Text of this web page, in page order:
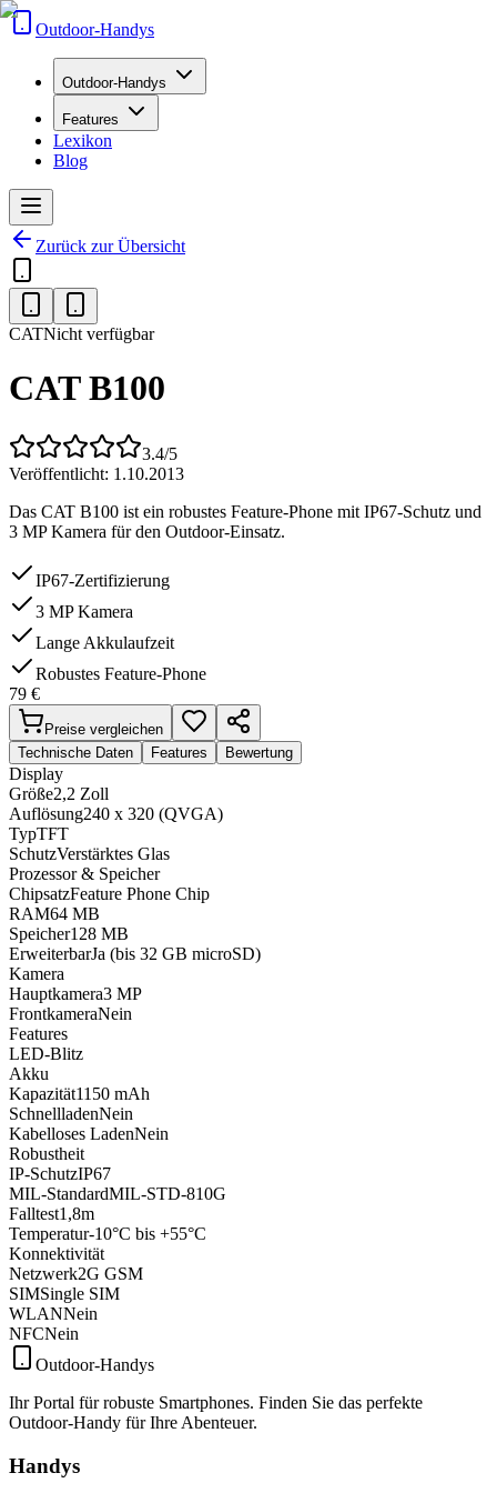
Outdoor-Handys
Outdoor-Handys
Features
Lexikon
Blog
Zurück zur Übersicht
CATNicht verfügbar
CAT B100
3.4/5
Veröffentlicht: 1.10.2013
Das CAT B100 ist ein robustes Feature-Phone mit IP67-Schutz und
3 MP Kamera für den Outdoor-Einsatz.
IP67-Zertifizierung
3 MP Kamera
Lange Akkulaufzeit
Robustes Feature-Phone
79 €
Preise vergleichen
Technische Daten
Features Bewertung
Display
Größe2,2 Zoll
Auflösung240 x 320 (QVGA)
TypTFT
SchutzVerstärktes Glas
Prozessor & Speicher
ChipsatzFeature Phone Chip
RAM64 MB
Speicher128 MB
ErweiterbarJa (bis 32 GB microSD)
Kamera
Hauptkamera3 MP
FrontkameraNein
Features
LED-Blitz
Akku
Kapazität1150 mAh
SchnellladenNein
Kabelloses LadenNein
Robustheit
IP-SchutzIP67
MIL-StandardMIL-STD-810G
Falltest1,8m
Temperatur-10°C bis +55°C
Konnektivität
Netzwerk2G GSM
SIMSingle SIM
WLANNein
NFCNein
Outdoor-Handys
Ihr Portal für robuste Smartphones. Finden Sie das perfekte
Outdoor-Handy für Ihre Abenteuer.
Handys